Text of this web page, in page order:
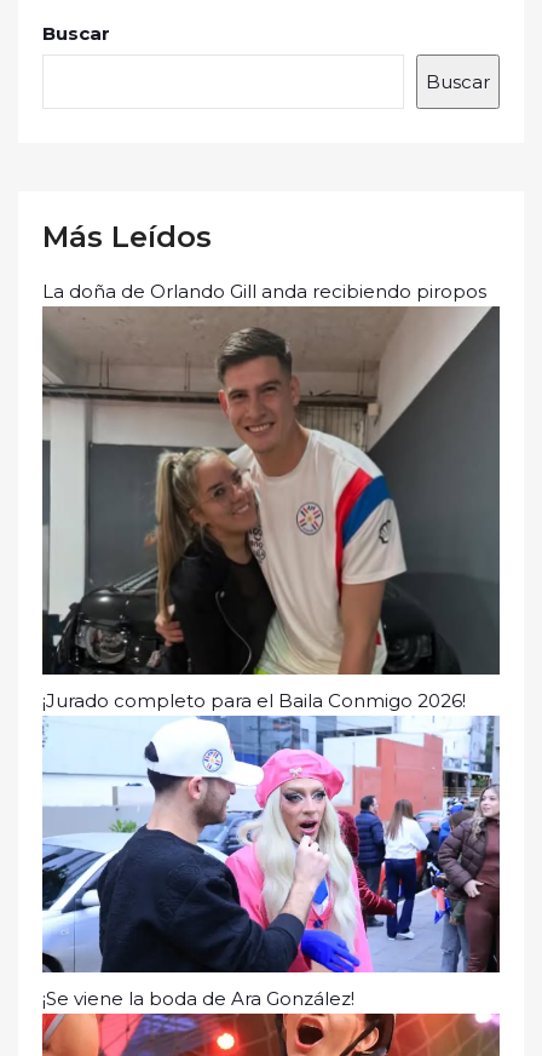
Buscar
Buscar
Más Leídos
La doña de Orlando Gill anda recibiendo piropos
¡Jurado completo para el Baila Conmigo 2026!
¡Se viene la boda de Ara González!